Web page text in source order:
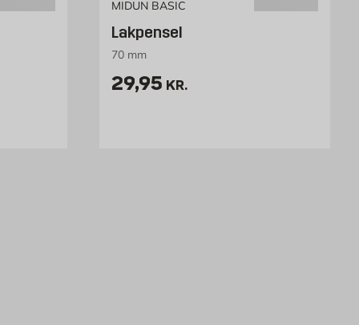
MIDUN BASIC
Lakpensel
70 mm
Pris 29.95 kr. /stk
29,95 KR.